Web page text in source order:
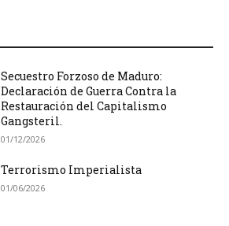
Secuestro Forzoso de Maduro:
Declaración de Guerra Contra la
Restauración del Capitalismo
Gangsteril.
01/12/2026
Terrorismo Imperialista
01/06/2026